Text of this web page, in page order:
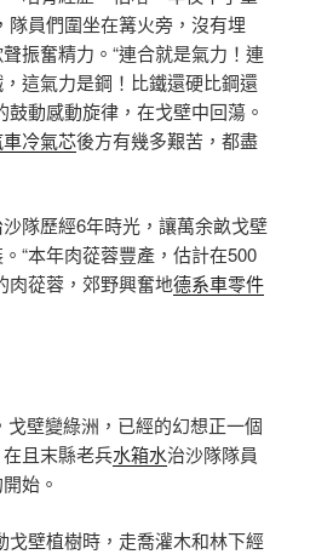
隊員們圍坐在篝火旁，沒有埋
振奮精力。“連合就是氣力！連
這氣力是鋼！比鐵還硬比鋼還
動感動旋律，在戈壁中回蕩。
冷氣芯後方有幾多艱苦，都盡
隊歷經6年時光，讓萬余畝戈壁
。“本年肉蓯蓉豐產，估計在500
肉蓯蓉，郊野興奮地德系車零件
戈壁變綠洲，已經的幻想正一個
且末縣老兵水箱水治沙隊隊員
始。
戈壁植樹時，走喬灌木和林下經